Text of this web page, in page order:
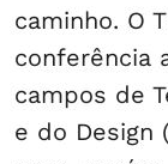
caminho. O
conferência
campos de
e do Design